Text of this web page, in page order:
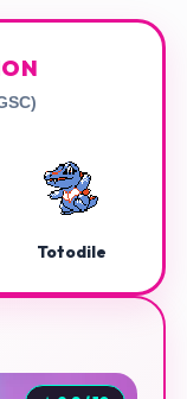
Totodile